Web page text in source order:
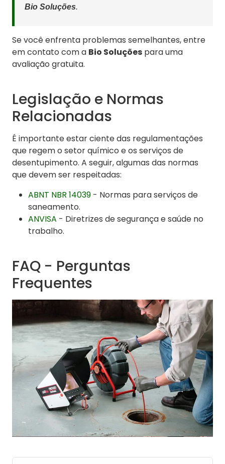
Bio Soluções.
Se você enfrenta problemas semelhantes, entre
em contato com a Bio Soluções para uma
avaliação gratuita.
Legislação e Normas
Relacionadas
É importante estar ciente das regulamentações
que regem o setor químico e os serviços de
desentupimento. A seguir, algumas das normas
que devem ser respeitadas:
ABNT NBR 14039 - Normas para serviços de
saneamento.
ANVISA - Diretrizes de segurança e saúde no
trabalho.
FAQ - Perguntas
Frequentes